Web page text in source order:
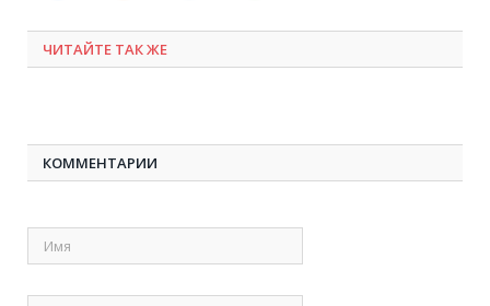
ЧИТАЙТЕ ТАК ЖЕ
КОММЕНТАРИИ